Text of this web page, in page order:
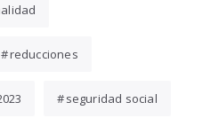
reducciones
seguridad social